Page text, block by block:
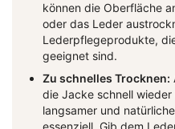
können die Oberfläche
oder das Leder
Lederpflegeprodukte,
geeignet sind.
Zu schnelles Trocknen:
die Jacke schnell
langsamer und